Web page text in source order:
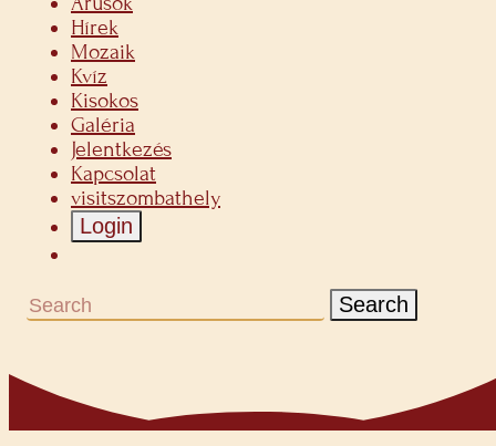
Hírek
Mozaik
Kvíz
Kisokos
Galéria
Jelentkezés
Kapcsolat
visitszombathely
Login
Search